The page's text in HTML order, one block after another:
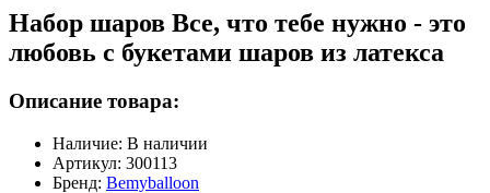
Набор шаров Все, что тебе нужно - это
любовь с букетами шаров из латекса
Описание товара:
Наличие: В наличии
Артикул: 300113
Бренд: Bemyballoon